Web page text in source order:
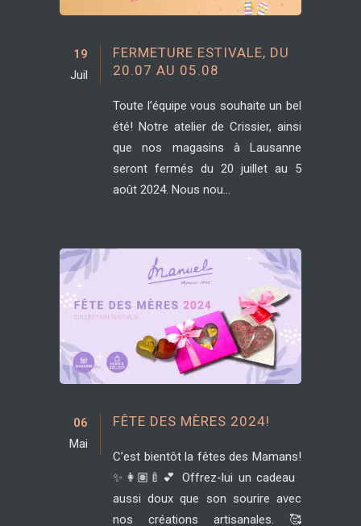
19
Juil
FERMETURE ESTIVALE, DU
20.07 AU 05.08
Toute l’équipe vous souhaite un bel
été! Notre atelier de Crissier, ainsi
que nos magasins à Lausanne
seront fermés du 20 juillet au 5
août 2024. Nous nou...
06
Mai
FÊTE DES MÈRES 2024!
C’est bientôt la fêtes des Mamans!
✨👩🏽‍🍼💕 Offrez-lui un cadeau
aussi doux que son sourire avec
nos créations artisanales. 🥰